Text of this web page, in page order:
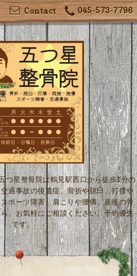
045-573-7796
Contact
つ星整骨院は鶴見駅西口から徒歩1分の
通事故の後遺症、骨折や脱臼、打撲や
ポーツ障害、肩こりや腰痛、産後の骨
、お気軽にご相談ください。予約優先
です。